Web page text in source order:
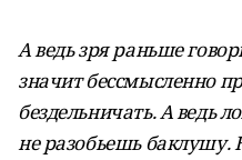
А ведь зря раньше
значит бессмысленно
бездельничать. А ведь
не разобьешь баклушу.